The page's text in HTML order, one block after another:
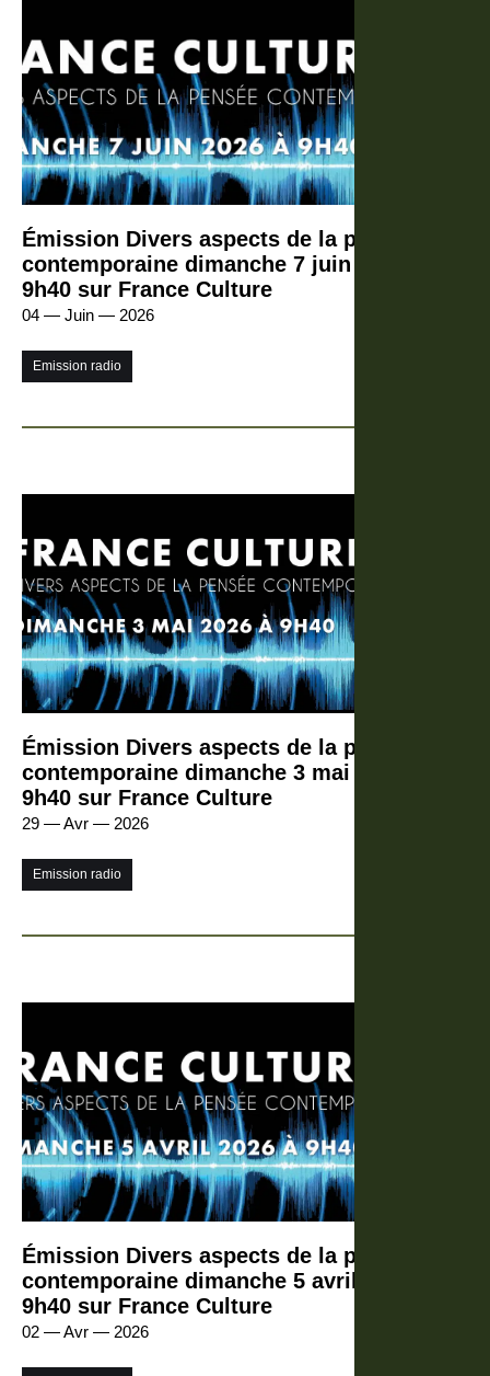
Émission Divers aspects de la pensée
contemporaine dimanche 7 juin 2026 à
9h40 sur France Culture
04 — Juin — 2026
Emission radio
Émission Divers aspects de la pensée
contemporaine dimanche 3 mai 2026 à
9h40 sur France Culture
29 — Avr — 2026
Emission radio
Émission Divers aspects de la pensée
contemporaine dimanche 5 avril 2026 à
9h40 sur France Culture
02 — Avr — 2026